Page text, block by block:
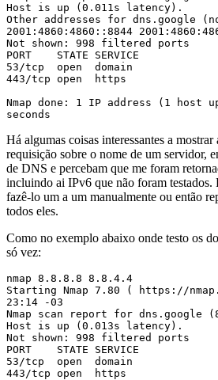
Host is up (0.011s latency).
Other addresses for dns.google
2001:4860:4860::8844
Not shown: 998 filtered ports
PORT    STATE SERVICE
53/tcp  open  domain
443/tcp open  https
Nmap done: 1 IP address (1 host
seconds
Há algumas coisas interessantes a
requisição sobre o nome de um servidor,
de DNS e percebam que me foram
incluindo ai IPv6 que não foram testados.
fazê-lo um a um manualmente ou então
todos eles.
Como no exemplo abaixo onde testo os
só vez:
nmap 8.8.8.8 8.8.4.4
Starting Nmap 7.80 ( https://
23:14 -03
Nmap scan report for dns.google
Host is up (0.013s latency).
Not shown: 998 filtered ports
PORT    STATE SERVICE
53/tcp  open  domain
443/tcp open  https